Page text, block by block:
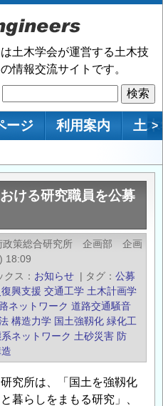
土木学会が運営する土木技
情報交流サイトです。
索
ージ 利用案内 土 >
ける研究職員を公募
政策総合研究所 企画部 企画
18:09
クス お知らせ | タグ
公募
興支援 交通工学 土木計画学
ネットワーク 道路交通騒音
構造力学 国土強靱化 緑化工
ネットワーク 土砂災害 防
究所は、「国土を強靱化
暮らしをまもる研究」、